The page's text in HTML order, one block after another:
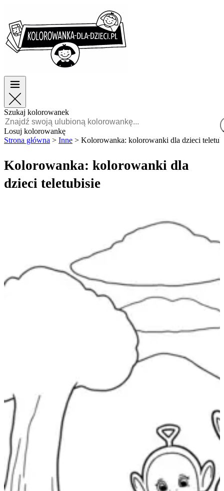
TOP kategorie
Dla chłopców
Dla dziewczynek
Polski
POLSKI
FRANÇAIS
MALAGASY
TOP kategorie
Dla chłopców
Dla dziewczynek
Szukaj kolorowanek
Losuj kolorowankę
Strona główna > Inne > Kolorowanka: kolorowanki dla dzieci
Kolorowanka: kolorowanki dla
dzieci teletubisie